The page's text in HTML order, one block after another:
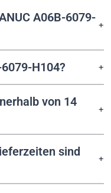
A06B-6079-
H104?
von 14
sind